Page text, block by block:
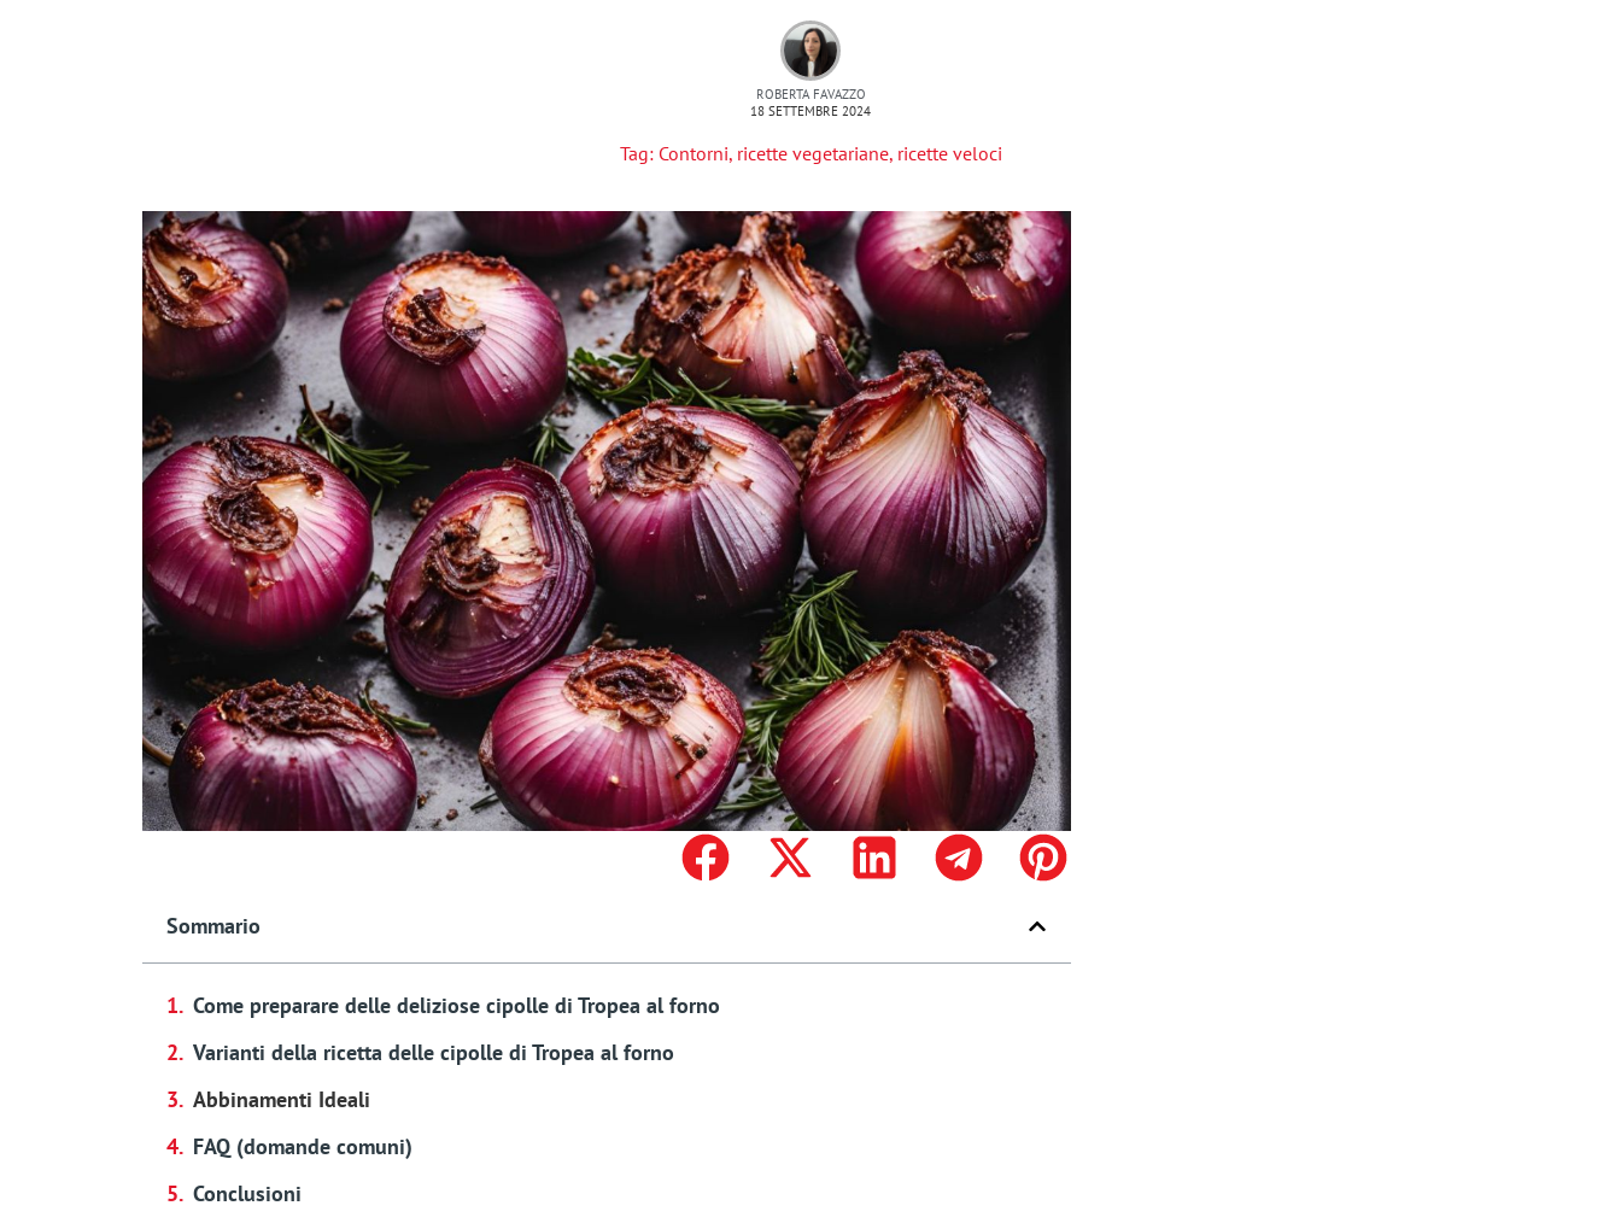
ROBERTA FAVAZZO
18 SETTEMBRE 2024
Tag: Contorni, ricette vegetariane, ricette veloci
Sommario
Come preparare delle deliziose cipolle di Tropea al forno
Varianti della ricetta delle cipolle di Tropea al forno
Abbinamenti Ideali
FAQ (domande comuni)
Conclusioni